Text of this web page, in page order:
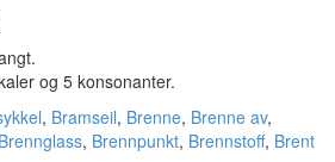
og 5 konsonanter.
, Bramseil, Brenne, Brenne av,
Brennglass, Brennpunkt, Brennstoff, Brent